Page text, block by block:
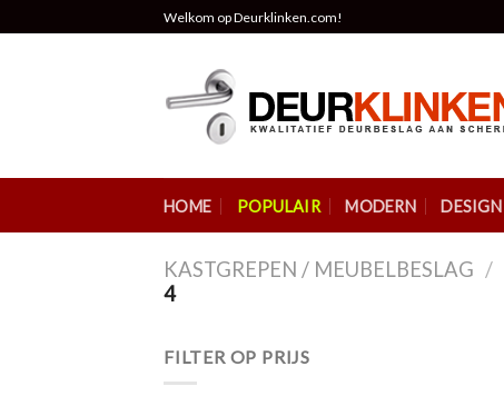
to
Welkom op Deurklinken.com!
HOME POPULAIR MODERN DESIGN
KASTGREPEN / MEUBELBESLAG /
4
FILTER OP PRIJS